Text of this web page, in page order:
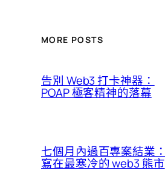
MORE POSTS
告別 Web3 打卡神器：
POAP 極客精神的落幕
七個月內過百專案結業：
寫在最寒冷的 web3 熊市